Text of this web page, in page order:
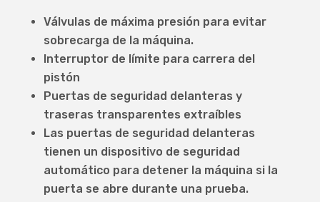
Válvulas de máxima presión para evitar
sobrecarga de la máquina.
Interruptor de límite para carrera del
pistón
Puertas de seguridad delanteras y
traseras transparentes extraíbles
Las puertas de seguridad delanteras
tienen un dispositivo de seguridad
automático para detener la máquina si la
puerta se abre durante una prueba.